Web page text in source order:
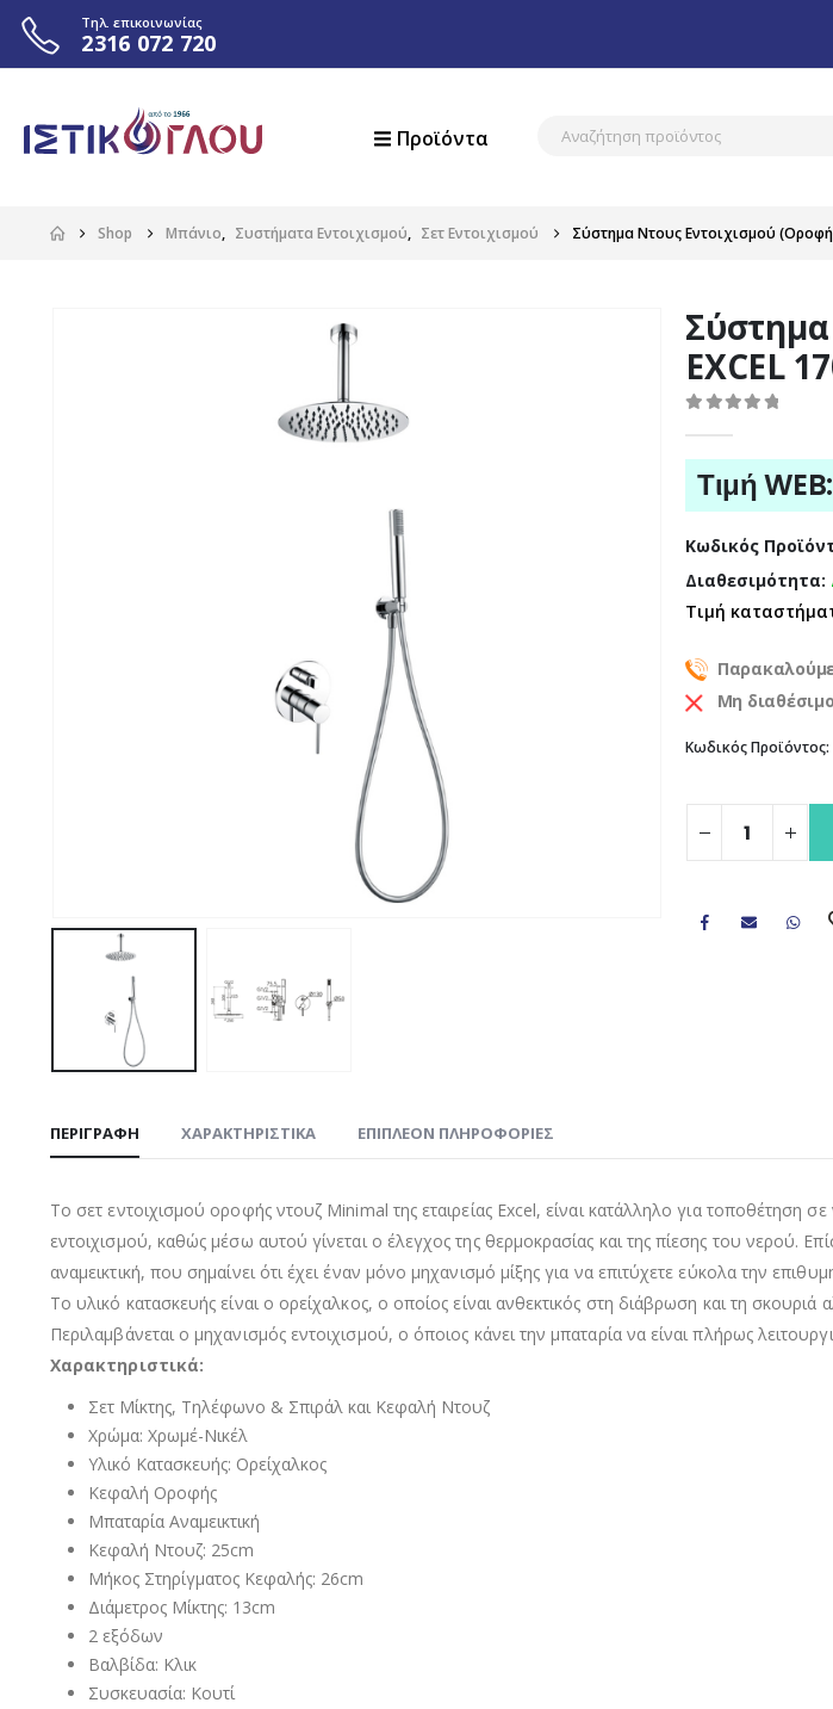
Τηλ. επικοινωνίας
2316 072 720
Προϊόντα
Shop Μπάνιο, Συστήματα Εντοιχισμού, Σετ Εντοιχισμού Σύστημα Ντους Εντοιχισμού
EXCEL
Τιμή WEB:
Κωδικός
Διαθεσιμότητα:
Τιμή
Μη
Κωδικός Προϊόντος:
ΠΕΡΙΓΡΑΦΉ ΧΑΡΑΚΤΗΡΙΣΤΙΚΑ ΕΠΙΠΛΈΟΝ ΠΛΗΡΟΦΟΡΊΕΣ
Το σετ εντοιχισμού οροφής ντουζ Minimal της εταιρείας Excel, είναι κατάλληλο για τοποθέτηση
εντοιχισμού, καθώς μέσω αυτού γίνεται ο έλεγχος της θερμοκρασίας και της πίεσης του νερού.
αναμεικτική, που σημαίνει ότι έχει έναν μόνο μηχανισμό μίξης για να επιτύχετε εύκολα την
Το υλικό κατασκευής είναι ο ορείχαλκος, ο οποίος είναι ανθεκτικός στη διάβρωση και τη
Περιλαμβάνεται ο μηχανισμός εντοιχισμού, ο όποιος κάνει την μπαταρία να είναι πλήρως
Χαρακτηριστικά:
Σετ Μίκτης, Τηλέφωνο & Σπιράλ και Κεφαλή Ντουζ
Χρώμα: Χρωμέ-Νικέλ
Υλικό Κατασκευής: Ορείχαλκος
Κεφαλή Οροφής
Μπαταρία Αναμεικτική
Κεφαλή Ντουζ: 25cm
Μήκος Στηρίγματος Κεφαλής: 26cm
Διάμετρος Μίκτης: 13cm
2 εξόδων
Βαλβίδα: Κλικ
Συσκευασία: Κουτί